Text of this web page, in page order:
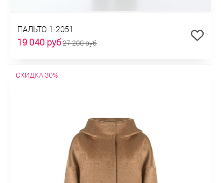
ПАЛЬТО 1-2051
19 040 руб27 200 руб
СКИДКА 30%